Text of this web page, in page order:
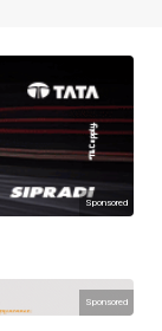
Sponsored
Sponsored